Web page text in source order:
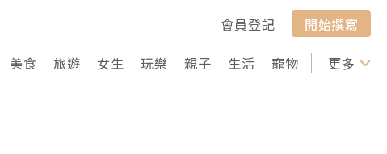
會員登記
開始撰寫
美食 旅遊 女生 玩樂 親子 生活 寵物 行山 打卡
更多